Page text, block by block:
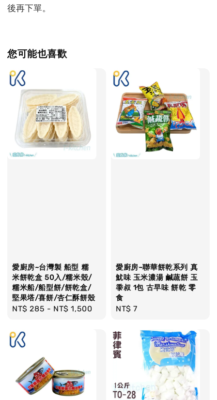
後再下單。
您可能也喜歡
愛廚房~台灣製 船型 糯
米餅乾盒 50入/糯米殼/
糯米船/船型餅/餅乾盒/
堅果塔/喜餅/杏仁酥餅殼
Regular
NT$ 285 - NT$ 1,500
愛廚房~聯華餅乾系列 真
魷味 玉米濃湯 鹹蔬餅 玉
黍叔 1包 古早味 餅乾 零
食
Regular
NT$ 7